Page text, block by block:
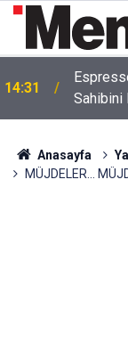
14:31
Sahibini
Anasayfa
MÜJDELER…